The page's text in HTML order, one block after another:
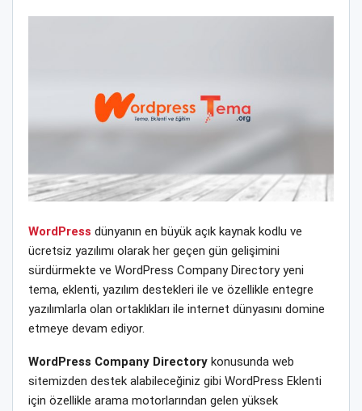
WordPress dünyanın en büyük açık kaynak kodlu ve
ücretsiz yazılımı olarak her geçen gün gelişimini
sürdürmekte ve WordPress Company Directory yeni
tema, eklenti, yazılım destekleri ile ve özellikle entegre
yazılımlarla olan ortaklıkları ile internet dünyasını domine
etmeye devam ediyor.
WordPress Company Directory konusunda web
sitemizden destek alabileceğiniz gibi WordPress Eklenti
için özellikle arama motorlarından gelen yüksek